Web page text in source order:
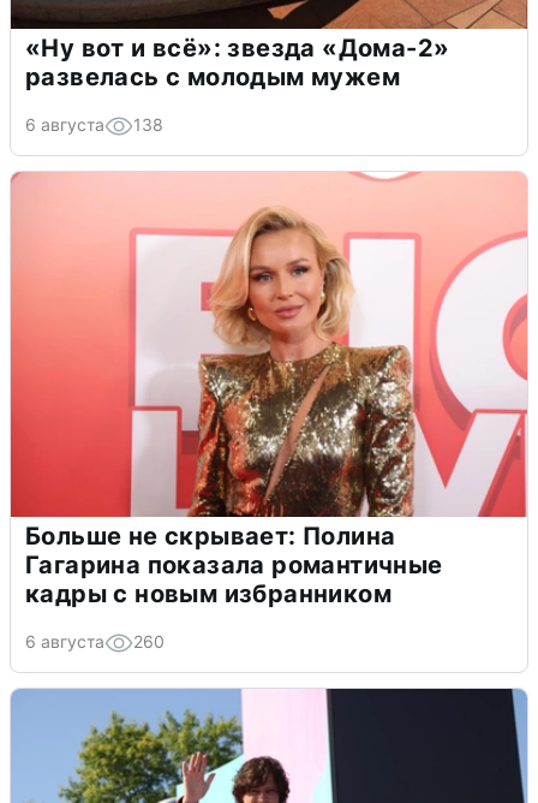
«Ну вот и всё»: звезда «Дома-2»
развелась с молодым мужем
6 августа 138
Больше не скрывает: Полина
Гагарина показала романтичные
кадры с новым избранником
6 августа 260